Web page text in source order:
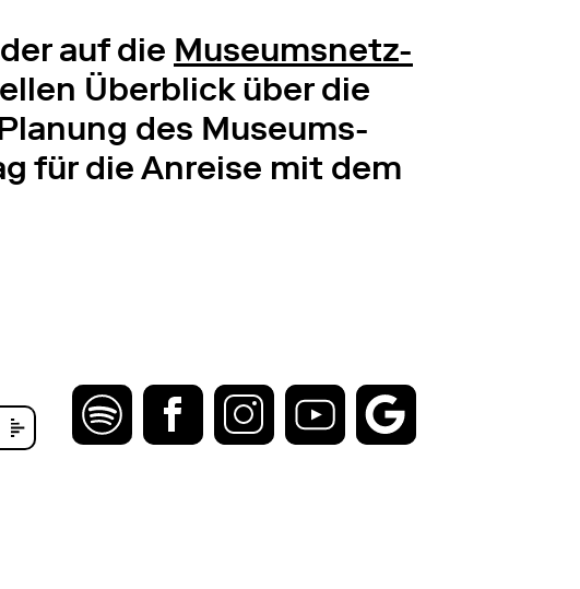
auf die Museumsnetz-
Überblick über die
des Museums-
für die Anreise mit dem